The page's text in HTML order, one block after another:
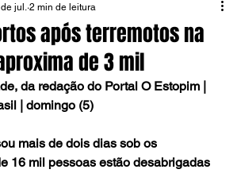
após terremotos na
de 3 mil
jul. 2 min de leitura
da redação do Portal O Estopim |
| domingo (5)
mais de dois dias sob os
16 mil pessoas estão desabrigadas